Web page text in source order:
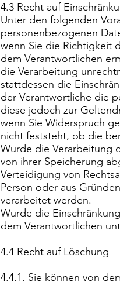
4.3 Recht auf
Unter den folgenden
personenbezogenen
wenn Sie die Richtigkeit
dem Verantwortlichen
die Verarbeitung
stattdessen die
der Verantwortliche die
diese jedoch zur
wenn Sie Widerspruch
nicht feststeht, ob die
Wurde die Verarbeitung
von ihrer Speicherung
Verteidigung von
Person oder aus
verarbeitet werden.
Wurde die
dem Verantwortlichen
4.4 Recht auf Löschung
4.4.1. Sie können von